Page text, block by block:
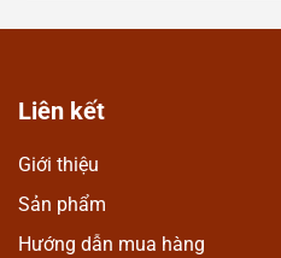
Liên kết
Giới thiệu
Sản phẩm
Hướng dẫn mua hàng